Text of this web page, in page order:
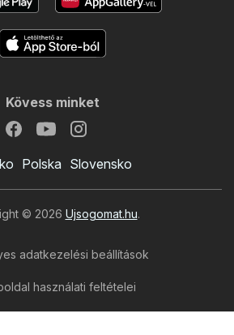
Kövess minket
Polska Slovensko
© 2026 Ujsogomat.hu.
adatkezelési beállítások
használati feltételei